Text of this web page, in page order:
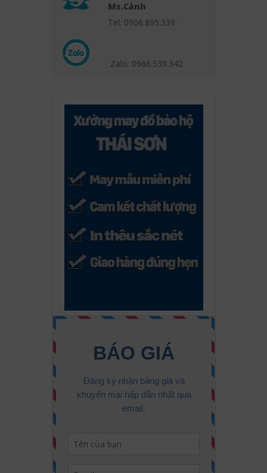
Ms.Cảnh
Tel: 0906.895.339
Zalo: 0966.539.342